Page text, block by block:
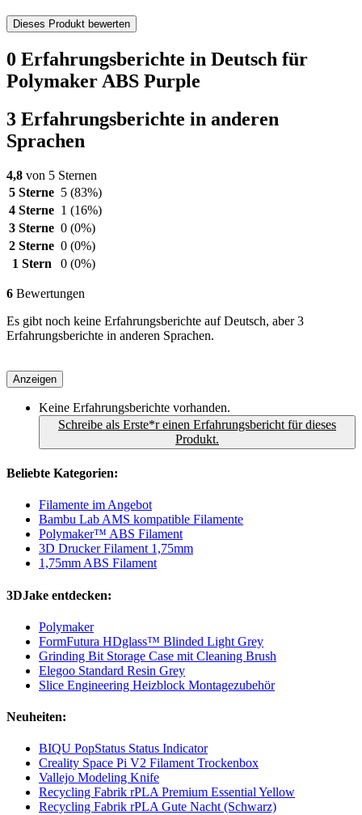
Dieses Produkt bewerten
0 Erfahrungsberichte in Deutsch für
Polymaker ABS Purple
3 Erfahrungsberichte in anderen
Sprachen
4,8 von 5 Sternen
5 Sterne 5 (83%)
4 Sterne 1 (16%)
3 Sterne 0 (0%)
2 Sterne 0 (0%)
1 Stern
0 (0%)
6 Bewertungen
Es gibt noch keine Erfahrungsberichte auf Deutsch, aber 3
Erfahrungsberichte in anderen Sprachen.
Anzeigen
Keine Erfahrungsberichte vorhanden.
Schreibe als Erste*r einen Erfahrungsbericht für dieses
Produkt.
Beliebte Kategorien:
Filamente im Angebot
Bambu Lab AMS kompatible Filamente
Polymaker™ ABS Filament
3D Drucker Filament 1,75mm
1,75mm ABS Filament
3DJake entdecken:
Polymaker
FormFutura HDglass™ Blinded Light Grey
Grinding Bit Storage Case mit Cleaning Brush
Elegoo Standard Resin Grey
Slice Engineering Heizblock Montagezubehör
Neuheiten:
BIQU PopStatus Status Indicator
Creality Space Pi V2 Filament Trockenbox
Vallejo Modeling Knife
Recycling Fabrik rPLA Premium Essential Yellow
Recycling Fabrik rPLA Gute Nacht (Schwarz)